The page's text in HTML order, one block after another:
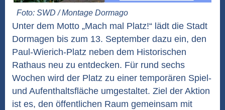
Foto: SWD / Montage Dormago
Unter dem Motto „Mach mal Platz!“ lädt die Stadt
Dormagen bis zum 13. September dazu ein, den
Paul-Wierich-Platz neben dem Historischen
Rathaus neu zu entdecken. Für rund sechs
Wochen wird der Platz zu einer temporären Spiel-
und Aufenthaltsfläche umgestaltet. Ziel der Aktion
ist es, den öffentlichen Raum gemeinsam mit